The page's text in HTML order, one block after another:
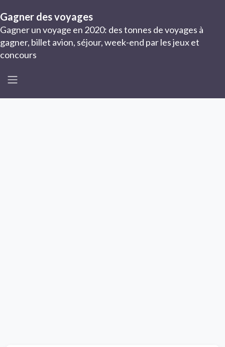
Gagner des voyages
Gagner un voyage en 2020: des tonnes de voyages à
gagner, billet avion, séjour, week-end par les jeux et
concours